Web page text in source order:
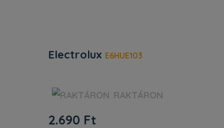
Electrolux E6HUE103
Kerámia főzőlapkaparó.RAKTÁRON
2.690 Ft